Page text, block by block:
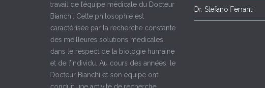
travail de l’équipe médicale du Docteur
Bianchi. Cette philosophie est
caractérisée par la recherche constante
des meilleures solutions médicales
dans le respect de la biologie humaine
et de l’individu. Au cours des années, le
Docteur Bianchi et son équipe ont
Dr. Stefano Ferranti